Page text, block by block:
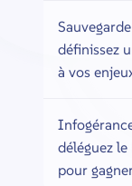
définissez
à vos
déléguez le
pour